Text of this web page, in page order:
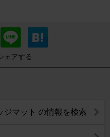
ェアする
ジマット の情報を検索